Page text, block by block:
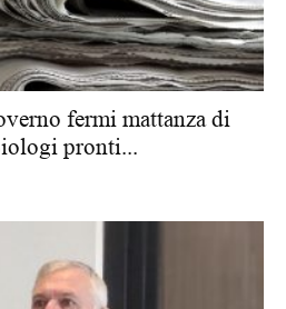
fermi mattanza di
pronti...